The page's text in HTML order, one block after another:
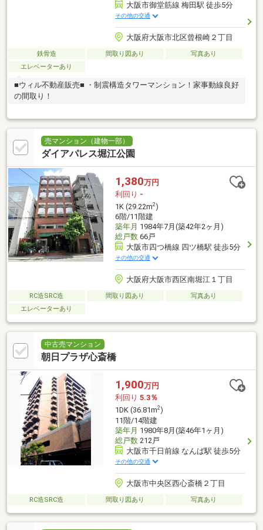
大阪市御堂筋線 梅田駅 徒歩5分
その他の交通
大阪府大阪市北区曾根崎２丁目
鉄骨造 間取り図あり
写真あり
エレベーターあり
■ウィル不動産販売■ ・制震構造タワーマンション！家事動線良好
の間取り！
売マンション（建物一部）
ダイアパレス堀江公園
1,380万円
利回り -
1K (29.22m2)
6階/11階建
築年月 1984年7月(築42年2ヶ月)
総戸数66戸
大阪市四つ橋線 四ツ橋駅 徒歩5分
その他の交通
大阪府大阪市西区南堀江１丁目
RC造SRC造 間取り図あり
写真あり
エレベーターあり
中古売マンション
朝日プラザ心斎橋
1,900万円
利回り 5.3％
1DK (36.81m2)
11階/14階建
築年月 1980年8月(築46年1ヶ月)
総戸数212戸
大阪市千日前線 なんば駅 徒歩5分
その他の交通
大阪市中央区西心斎橋２丁目
RC造SRC造 間取り図あり 写真あり